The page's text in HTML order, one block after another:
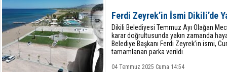
Ferdi Zeyrek’in İsmi Dikili’de
Dikili Belediyesi Temmuz Ayı Olağan
karar doğrultusunda yakın zamanda
Belediye Başkanı Ferdi Zeyrek’in ismi,
tamamlanan parka verildi.
04 Temmuz 2025 Cuma 14:54